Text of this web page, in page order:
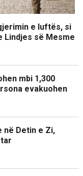
e luftës, si
Lindjes së Mesme
mbi 1,300
evakuohen
në Detin e Zi,